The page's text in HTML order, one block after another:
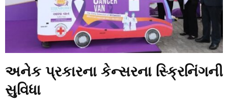
અનેક પ્રકારના કેન્સરના સ્ક્રિનિંગની
સુવિધા